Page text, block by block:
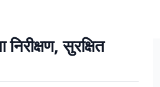
सुरक्षित